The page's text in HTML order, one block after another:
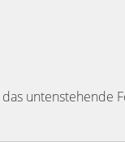
untenstehende